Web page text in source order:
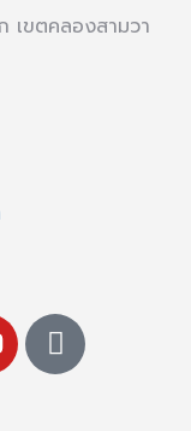
เขตคลองสามวา